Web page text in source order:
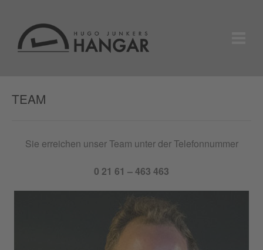
TEAM
Sie erreichen unser Team unter der Telefonnummer
0 21 61 – 463 463